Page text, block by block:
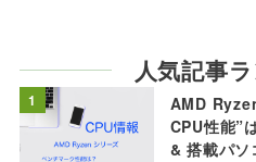
人気記事
1
AMD
CPU性能”
& 搭載パソ